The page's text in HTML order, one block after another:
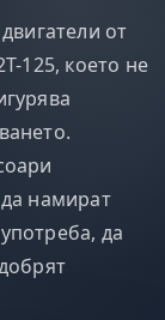
от
125, което не
намират
да